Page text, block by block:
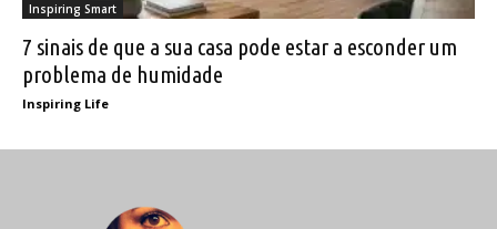
Inspiring Smart
7 sinais de que a sua casa pode estar a esconder um
problema de humidade
Inspiring Life